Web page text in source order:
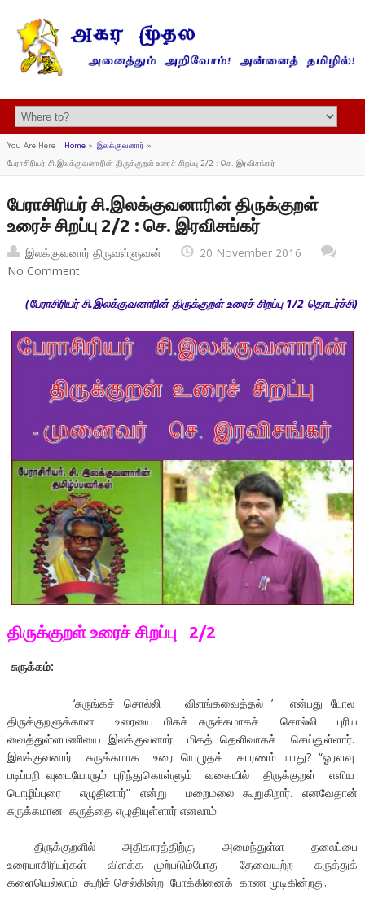
You Are Here : Home» இலக்குவனார் »
பேராசிரியர் சி.இலக்குவனாரின் திருக்குறள் உரைச் சிறப்பு 2/2 : செ. இரவிசங்கர்
பேராசிரியர் சி.இலக்குவனாரின் திருக்குறள்
உரைச் சிறப்பு 2/2 : செ. இரவிசங்கர்
இலக்குவனார் திருவள்ளுவன்
20 November 2016
No Comment
(பேராசிரியர் சி.இலக்குவனாரின் திருக்குறள் உரைச் சிறப்பு 1/2 தொடர்ச்சி)
திருக்குறள் உரைச் சிறப்பு 2/2
சுருக்கம்:
‘சுருங்கச் சொல்லி விளங்கவைத்தல் ’ என்பது போல
திருக்குறளுக்கான உரையை மிகச் சுருக்கமாகச் சொல்லி புரிய
வைத்துள்ளபணியை இலக்குவனார் மிகத் தெளிவாகச் செய்துள்ளார்.
இலக்குவனார் சுருக்கமாக உரை யெழுதக் காரணம் யாது? “ஓரளவு
படிப்பறி வுடையோரும் புரிந்துகொள்ளும் வகையில் திருக்குறள் எளிய
பொழிப்புரை எழுதினார்” என்று மறைமலை கூறுகிறார். எனவேதான்
சுருக்கமான கருத்தை எழுதியுள்ளார் எனலாம்.
திருக்குறளில் அதிகாரத்திற்கு அமைந்துள்ள தலைப்பை
உரையாசிரியர்கள் விளக்க முற்படும்போது தேவையற்ற கருத்துக்
களையெல்லாம் கூறிச் செல்கின்ற போக்கினைக் காண முடிகின்றது.